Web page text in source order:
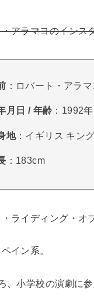
アラマヨのインス
：ロバート・アラ
月日 / 年齢 ：1992
地：イギリス キン
：183cm
ライディング・オ
イン系。
、小学校の演劇に参